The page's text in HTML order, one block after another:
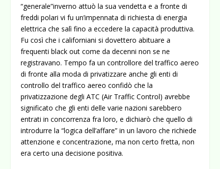
“generale”inverno attuò la sua vendetta e a fronte di
freddi polari vi fu un’impennata di richiesta di energia
elettrica che salì fino a eccedere la capacità produttiva.
Fu così che i californiani si dovettero abituare a
frequenti black out come da decenni non se ne
registravano. Tempo fa un controllore del traffico aereo
di fronte alla moda di privatizzare anche gli enti di
controllo del traffico aereo confidò che la
privatizzazione degli ATC (Air Traffic Control) avrebbe
significato che gli enti delle varie nazioni sarebbero
entrati in concorrenza fra loro, e dichiarò che quello di
introdurre la “logica dell’affare” in un lavoro che richiede
attenzione e concentrazione, ma non certo fretta, non
era certo una decisione positiva.